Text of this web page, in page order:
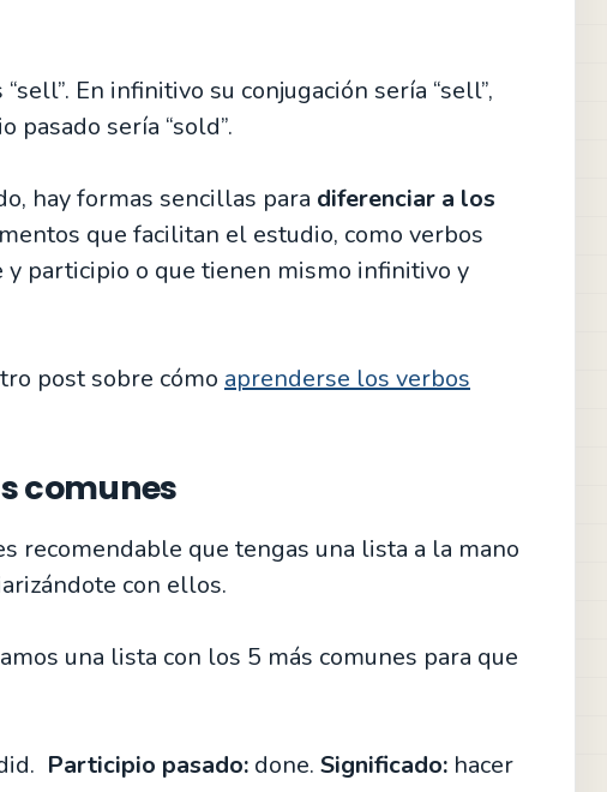
En infinitivo su conjugación sería “sell”,
pasado sería “sold”.
hay formas sencillas para diferenciar a los
que facilitan el estudio, como verbos
participio o que tienen mismo infinitivo y
post sobre cómo aprenderse los verbos
comunes
recomendable que tengas una lista a la mano
con ellos.
una lista con los 5 más comunes para que
Participio pasado: done. Significado: hacer